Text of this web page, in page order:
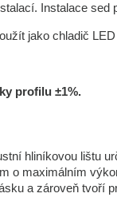
Instalace sed
jako chladič
profilu ±1%.
hliníkovou lištu
o maximálním
a zároveň tvoří